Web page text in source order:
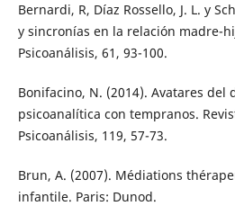
Bernardi, R, Díaz Rossello, J. L. y
y sincronías en la relación madre-
Psicoanálisis, 61, 93-100.
Bonifacino, N. (2014). Avatares del
psicoanalítica con tempranos.
Psicoanálisis, 119, 57-73.
Brun, A. (2007). Médiations
infantile. Paris: Dunod.